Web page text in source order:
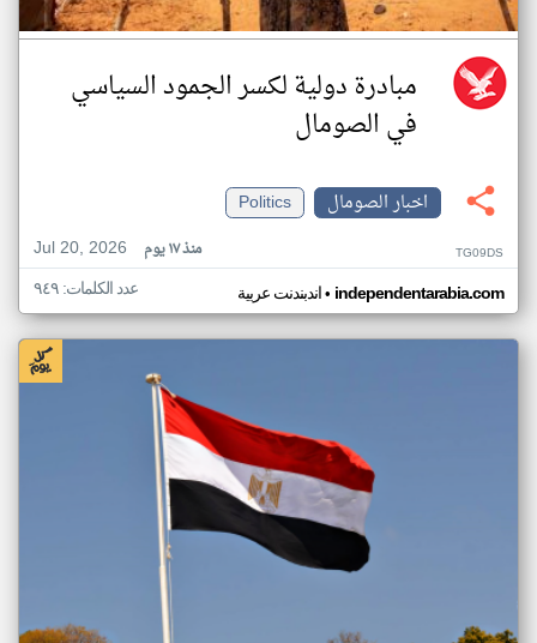
مبادرة دولية لكسر الجمود السياسي
في الصومال
اخبار الصومال
Politics
Jul 20, 2026
منذ ١٧ يوم TG09DS
اندبندنت عربية• independentarabia.com عدد الكلمات: ٩٤٩